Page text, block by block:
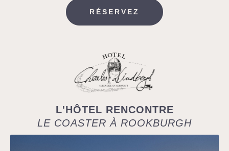
RÉSERVEZ
L'HÔTEL RENCONTRE
LE COASTER À ROOKBURGH